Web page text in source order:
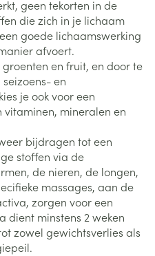
geen tekorten in de
die zich in je lichaam
goede lichaamswerking
afvoert.
en fruit, en door te
en
je ook voor een
mineralen en
bijdragen tot een
stoffen via de
de nieren, de longen,
massages, aan de
zorgen voor een
dient minstens 2 weken
zowel gewichtsverlies als